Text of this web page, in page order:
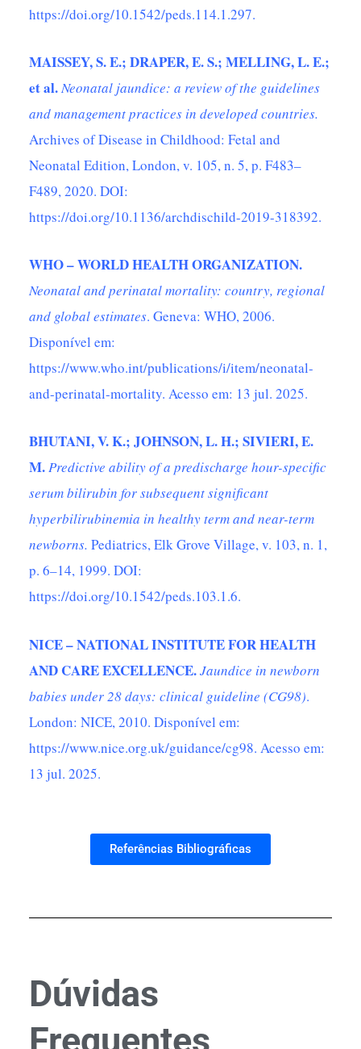
https://doi.org/10.1542/peds.114.1.297.
MAISSEY, S. E.; DRAPER, E. S.; MELLING, L. E.;
et al.Neonatal jaundice: a review of the guidelines
and management practices in developed countries.
Archives of Disease in Childhood: Fetal and
Neonatal Edition, London, v. 105, n. 5, p. F483–
F489, 2020. DOI:
https://doi.org/10.1136/archdischild-2019-318392.
WHO – WORLD HEALTH ORGANIZATION.
Neonatal and perinatal mortality: country, regional
and global estimates. Geneva: WHO, 2006.
Disponível em:
https://www.who.int/publications/i/item/neonatal-
and-perinatal-mortality. Acesso em: 13 jul. 2025.
BHUTANI, V. K.; JOHNSON, L. H.; SIVIERI, E.
M.Predictive ability of a predischarge hour-specific
serum bilirubin for subsequent significant
hyperbilirubinemia in healthy term and near-term
newborns. Pediatrics, Elk Grove Village, v. 103, n. 1,
p. 6–14, 1999. DOI:
https://doi.org/10.1542/peds.103.1.6.
NICE – NATIONAL INSTITUTE FOR HEALTH
AND CARE EXCELLENCE.Jaundice in newborn
babies under 28 days: clinical guideline (CG98).
London: NICE, 2010. Disponível em:
https://www.nice.org.uk/guidance/cg98. Acesso em:
13 jul. 2025.
Referências Bibliográficas
Dúvidas
Frequentes